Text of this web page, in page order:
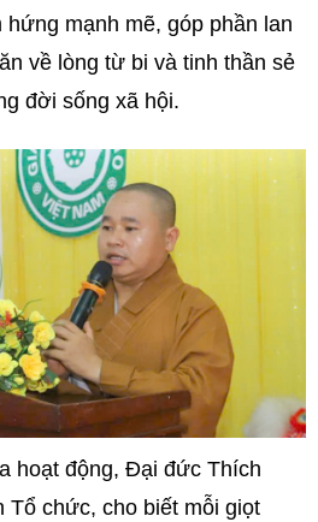
hứng mạnh mẽ, góp phần lan
về lòng từ bi và tinh thần sẻ
đời sống xã hội.
hoạt động, Đại đức Thích
Tổ chức, cho biết mỗi giọt